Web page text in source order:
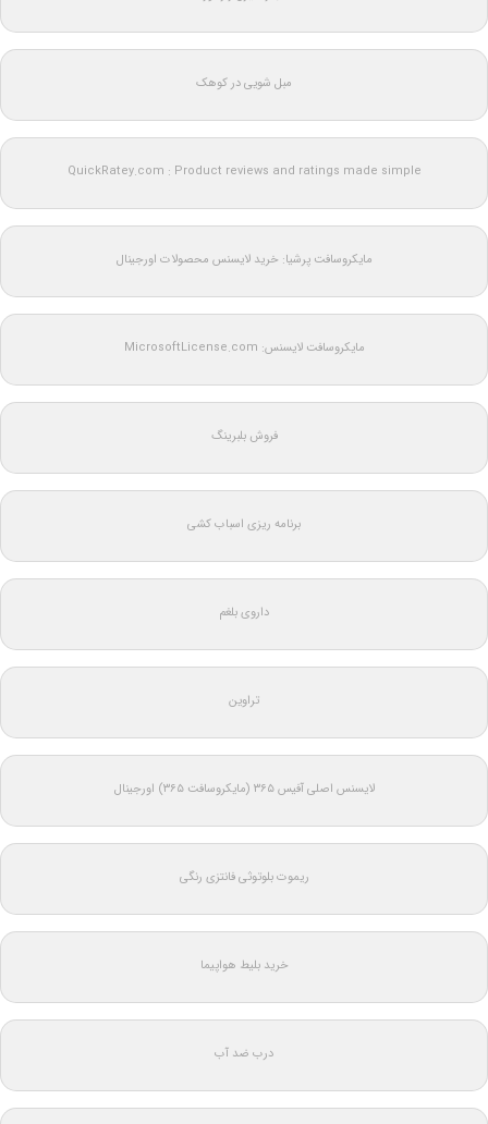
مبل شویی در کوهک
QuickRatey.com : Product reviews and ratings made simple
مایکروسافت پرشیا: خرید لایسنس محصولات اورجینال
مایکروسافت لایسنس: MicrosoftLicense.com
فروش بلبرینگ
برنامه ریزی اسباب کشی
داروی بلغم
تراوین
لایسنس اصلی آفیس ۳۶۵ (مایکروسافت ۳۶۵) اورجینال
ریموت بلوتوثی فانتزی رنگی
خرید بلیط هواپیما
درب ضد آب